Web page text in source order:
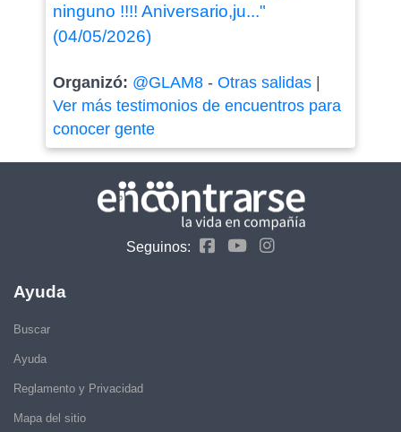
ninguno !!!! Aniversario,ju..."
(04/05/2026)
Organizó: @GLAM8- Otras salidas|
Ver más testimonios de encuentros para
conocer gente
Seguinos:
Ayuda
Buscar
Ayuda
Reglamento y Privacidad
Mapa del sitio